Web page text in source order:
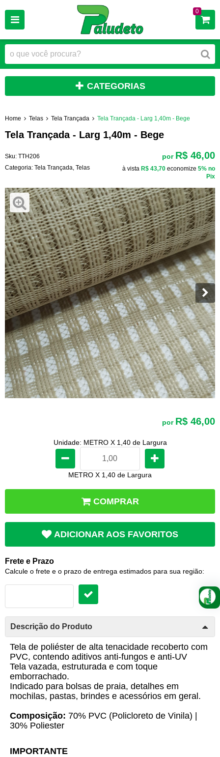
0
CATEGORIAS
Home Telas Tela Trançada Tela Trançada - Larg 1,40m - Bege
Tela Trançada - Larg 1,40m - Bege
Sku: TTH206
Categoria: Tela Trançada Telas
por R$ 46,00
à vista R$ 43,70 economize 5% no
Pix
por R$ 46,00
Unidade: METRO X 1,40 de Largura
METRO X 1,40 de Largura
COMPRAR
ADICIONAR AOS FAVORITOS
Frete e Prazo
Calcule o frete e o prazo de entrega estimados para sua região:
Descrição do Produto
Tela de poliéster de alta tenacidade recoberto com
PVC, contendo aditivos anti-fungos e anti-UV
Tela vazada, estruturada e com toque
emborrachado.
Indicado para bolsas de praia, detalhes em
mochilas, pastas, brindes e acessórios em geral.
Composição: 70% PVC (Policloreto de Vinila) |
30% Poliester
IMPORTANTE